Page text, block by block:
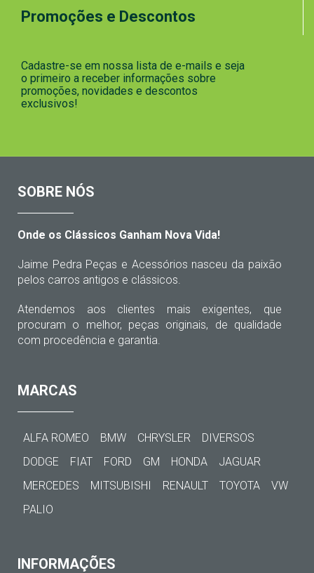
Promoções e Descontos
Cadastre-se em nossa lista de e-mails e seja
o primeiro a receber informações sobre
promoções, novidades e descontos
exclusivos!
SOBRE NÓS
Onde os Clássicos Ganham Nova Vida!
Jaime Pedra Peças e Acessórios nasceu da paixão
pelos carros antigos e clássicos.
Atendemos aos clientes mais exigentes, que
procuram o melhor, peças originais, de qualidade
com procedência e garantia.
MARCAS
ALFA ROMEO BMW CHRYSLER
DIVERSOS
DODGE
FIAT FORD GM HONDA
JAGUAR
MERCEDES
MITSUBISHI RENAULT TOYOTA
VW
PALIO
INFORMAÇÕES